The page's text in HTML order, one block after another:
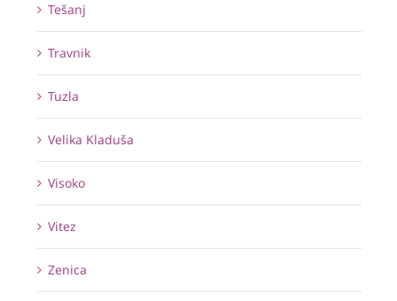
Tešanj
Travnik
Tuzla
Velika Kladuša
Visoko
Vitez
Zenica